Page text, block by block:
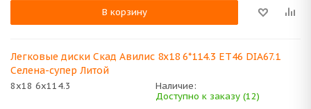
В корзину
Легковые диски Скад Авилис 8x18 6*114.3 ET46 DIA67.1
Селена-супер Литой
8x18 6x114.3
Наличие:
Доступно к заказу (12)